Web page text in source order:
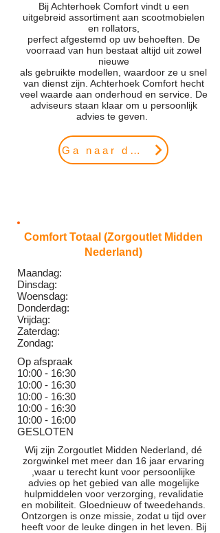
Bij Achterhoek Comfort vindt u een
uitgebreid assortiment aan scootmobielen
en rollators,
perfect afgestemd op uw behoeften. De
voorraad van hun bestaat altijd uit zowel
nieuwe
als gebruikte modellen, waardoor ze u snel
van dienst zijn. Achterhoek Comfort hecht
veel waarde aan onderhoud en service. De
adviseurs staan klaar om u persoonlijk
advies te geven.
Ga naar de website
Comfort Totaal (Zorgoutlet Midden
Nederland)
Maandag:
Dinsdag:
Woensdag:
Donderdag:
Vrijdag:
Zaterdag:
Zondag:
Op afspraak
10:00 - 16:30
10:00 - 16:30
10:00 - 16:30
10:00 - 16:30
10:00 - 16:00
GESLOTEN
Wij zijn Zorgoutlet Midden Nederland, dé
zorgwinkel met meer dan 16 jaar ervaring
,waar u terecht kunt voor persoonlijke
advies op het gebied van alle mogelijke
hulpmiddelen voor verzorging, revalidatie
en mobiliteit. Gloednieuw of tweedehands.
Ontzorgen is onze missie, zodat u tijd over
heeft voor de leuke dingen in het leven. Bij